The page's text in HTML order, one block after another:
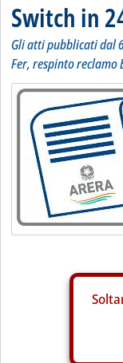
Switch in
Gli atti pubblicati dal
Fer, respinto reclamo